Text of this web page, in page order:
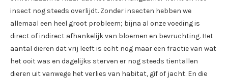
insect nog steeds overlijdt. Zonder insecten hebben we
allemaal een heel groot probleem; bijna al onze voeding is
direct of indirect afhankelijk van bloemen en bevruchting. Het
aantal dieren dat vrij leeft is echt nog maar een fractie van wat
het ooit was en dagelijks sterven er nog steeds tientallen
dieren uit vanwege het verlies van habitat, gif of jacht. En die